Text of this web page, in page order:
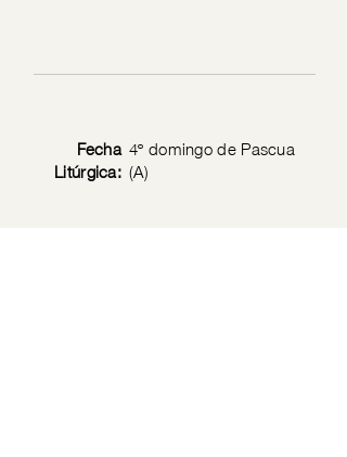
Fecha
Litúrgica:
4º domingo de Pascua
(A)